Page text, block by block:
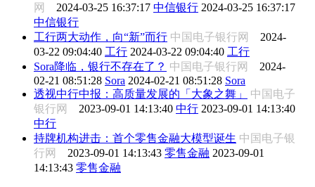
网 2024-03-25 16:37:17 中信银行 2024-03-25 16:37:17
中信银行
工行两大动作，向“新”而行 中国电子银行网 2024-
03-22 09:04:40 工行 2024-03-22 09:04:40 工行
Sora降临，银行不存在了？ 中国电子银行网 2024-
02-21 08:51:28 Sora 2024-02-21 08:51:28 Sora
透视中行中报：高质量发展的「大象之舞」
中国电子
银行网 2023-09-01 14:13:40 中行 2023-09-01 14:13:40
中行
持牌机构进击：首个零售金融大模型诞生 中国电子银
行网 2023-09-01 14:13:43 零售金融 2023-09-01
14:13:43 零售金融